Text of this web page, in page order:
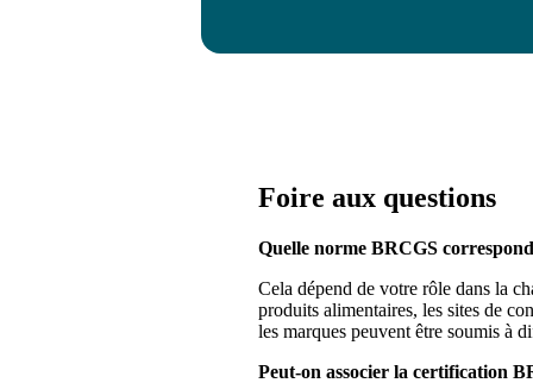
Foire aux questions
Quelle norme BRCGS
Cela dépend de votre rôle dans la
produits alimentaires, les sites de
les marques peuvent être soumis à
Peut-on associer la certification